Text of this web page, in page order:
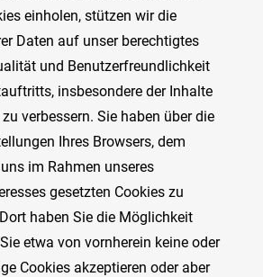
einholen, stützen wir die
Daten auf unser berechtigtes
und Benutzerfreundlichkeit
insbesondere der Inhalte
verbessern. Sie haben über die
Ihres Browsers, dem
im Rahmen unseres
gesetzten Cookies zu
haben Sie die Möglichkeit
etwa von vornherein keine oder
Cookies akzeptieren oder aber